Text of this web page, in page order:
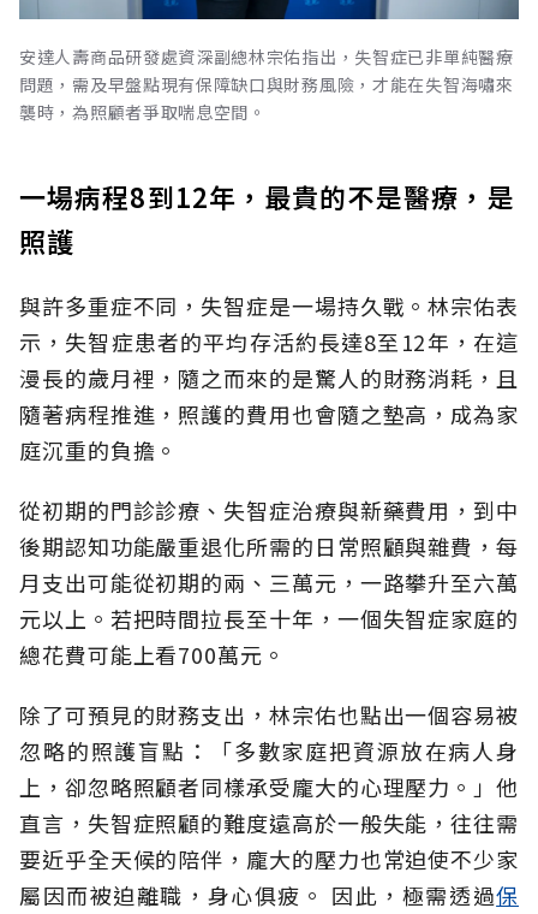
安達人壽商品研發處資深副總林宗佑指出，失智症已非單純醫療
問題，需及早盤點現有保障缺口與財務風險，才能在失智海嘯來
襲時，為照顧者爭取喘息空間。
一場病程8到12年，最貴的不是醫療，是
照護
與許多重症不同，失智症是一場持久戰。林宗佑表
示，失智症患者的平均存活約長達8至12年，在這
漫長的歲月裡，隨之而來的是驚人的財務消耗，且
隨著病程推進，照護的費用也會隨之墊高，成為家
庭沉重的負擔。
從初期的門診診療、失智症治療與新藥費用，到中
後期認知功能嚴重退化所需的日常照顧與雜費，每
月支出可能從初期的兩、三萬元，一路攀升至六萬
元以上。若把時間拉長至十年，一個失智症家庭的
總花費可能上看700萬元。
除了可預見的財務支出，林宗佑也點出一個容易被
忽略的照護盲點：「多數家庭把資源放在病人身
上，卻忽略照顧者同樣承受龐大的心理壓力。」他
直言，失智症照顧的難度遠高於一般失能，往往需
要近乎全天候的陪伴，龐大的壓力也常迫使不少家
屬因而被迫離職，身心俱疲。 因此，極需透過保